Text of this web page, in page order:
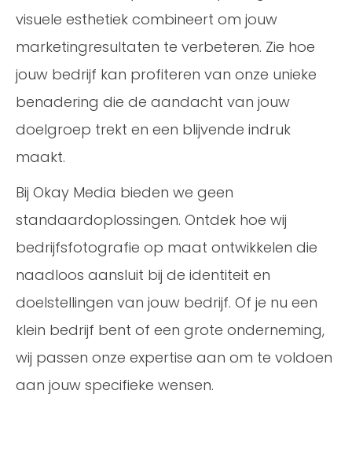
visuele esthetiek combineert om jouw
marketingresultaten te verbeteren. Zie hoe
jouw bedrijf kan profiteren van onze unieke
benadering die de aandacht van jouw
doelgroep trekt en een blijvende indruk
maakt.
Bij Okay Media bieden we geen
standaardoplossingen. Ontdek hoe wij
bedrijfsfotografie op maat ontwikkelen die
naadloos aansluit bij de identiteit en
doelstellingen van jouw bedrijf. Of je nu een
klein bedrijf bent of een grote onderneming,
wij passen onze expertise aan om te voldoen
aan jouw specifieke wensen.